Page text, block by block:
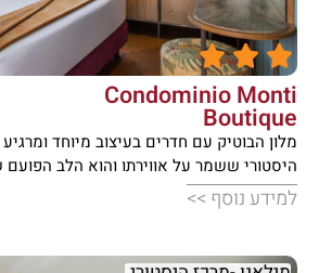





Condominio Monti
Boutique
מלון הבוטיק עם חדרים בעיצוב מיוחד
היסטורי ששמר על אווירתו והוא הלב
למידע נוסף >>